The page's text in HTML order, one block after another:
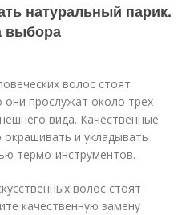
натуральный парик.
выбора
волос стоят
прослужат около трех
вида. Качественные
и укладывать
термо-инструментов.
волос стоят
качественную замену